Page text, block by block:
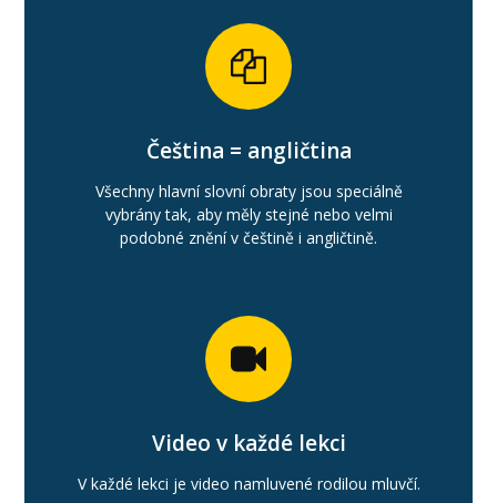
Čeština = angličtina
Všechny hlavní slovní obraty jsou speciálně
vybrány tak, aby měly stejné nebo velmi
podobné znění v češtině i angličtině.
Video v každé lekci
V každé lekci je video namluvené rodilou mluvčí.